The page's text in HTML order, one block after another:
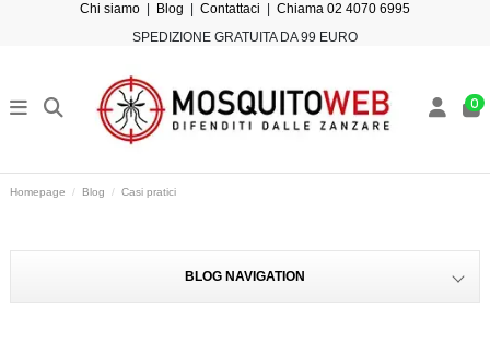
Chi siamo Blog Contattaci
Chiama 02 4070 6995
SPEDIZIONE GRATUITA DA 99 EURO
0
Homepage Blog Casi pratici
BLOG NAVIGATION